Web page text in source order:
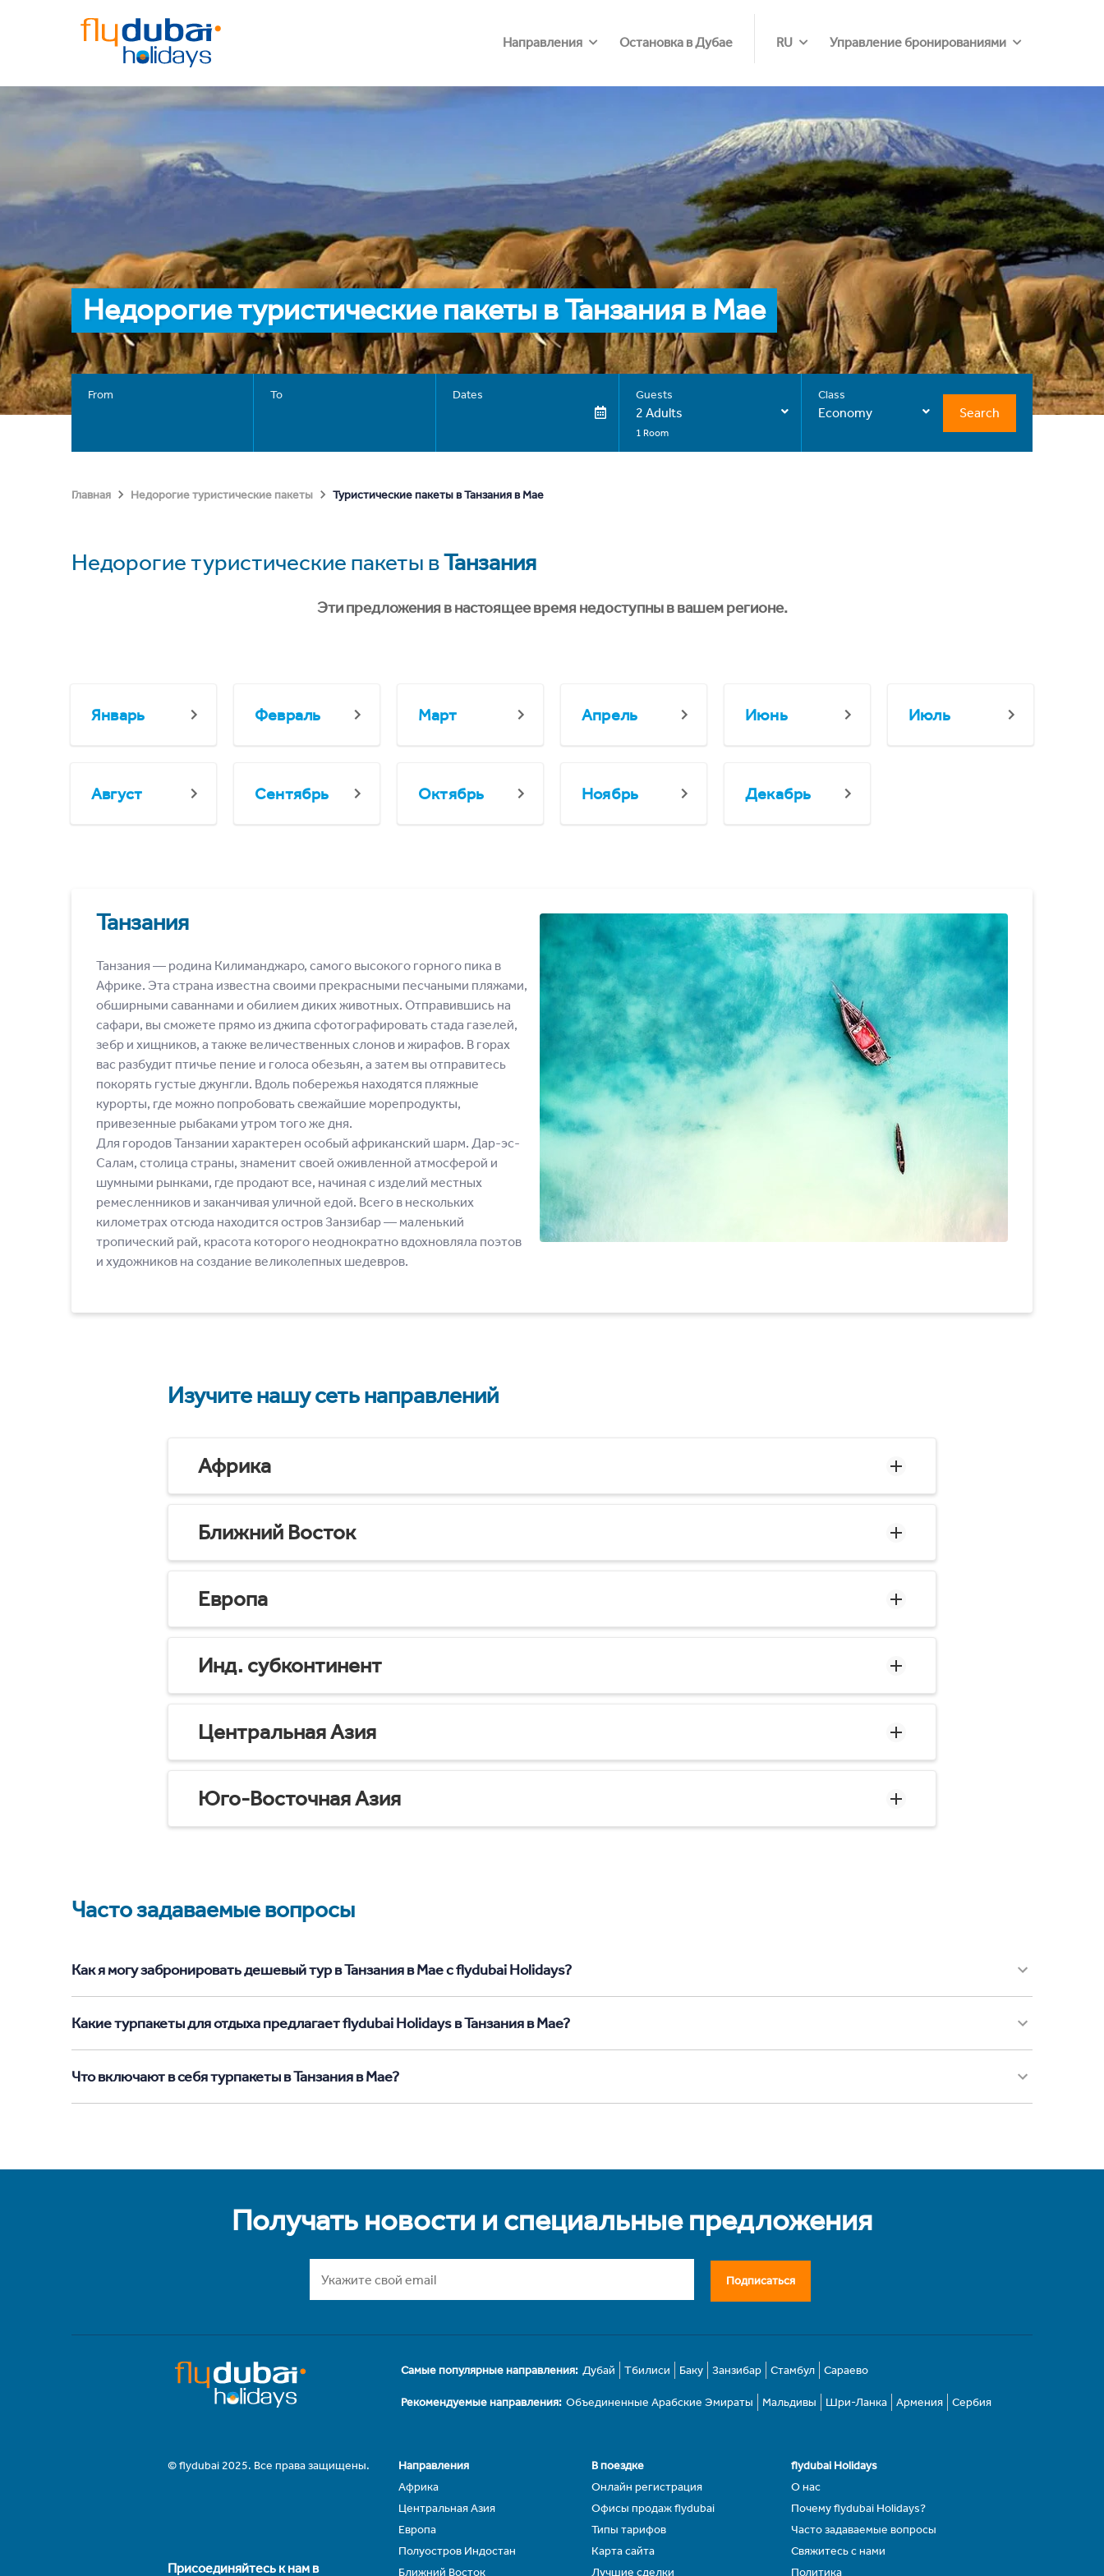
Направления Остановка в Дубае RU Управление бронированиями
Недорогие туристические пакеты в Танзания в Мае
From To Dates Guests
2 Adults
1 Room
Class
Economy Search
Главная Недорогие туристические пакеты Туристические пакеты в Танзания в Мае
Недорогие туристические пакеты вТанзания
Эти предложения в настоящее время недоступны в вашем регионе.
Январь Февраль Март Апрель Июнь Июль
Август Сентябрь Октябрь Ноябрь Декабрь
Танзания
Танзания ― родина Килиманджаро, самого высокого горного пика в
Африке. Эта страна известна своими прекрасными песчаными пляжами,
обширными саваннами и обилием диких животных. Отправившись на
сафари, вы сможете прямо из джипа сфотографировать стада газелей,
зебр и хищников, а также величественных слонов и жирафов. В горах
вас разбудит птичье пение и голоса обезьян, а затем вы отправитесь
покорять густые джунгли. Вдоль побережья находятся пляжные
курорты, где можно попробовать свежайшие морепродукты,
привезенные рыбаками утром того же дня.
Для городов Танзании характерен особый африканский шарм. Дар-эс-
Салам, столица страны, знаменит своей оживленной атмосферой и
шумными рынками, где продают все, начиная с изделий местных
ремесленников и заканчивая уличной едой. Всего в нескольких
километрах отсюда находится остров Занзибар ― маленький
тропический рай, красота которого неоднократно вдохновляла поэтов
и художников на создание великолепных шедевров.
Изучите нашу сеть направлений
Африка
Ближний Восток
Европа
Инд. субконтинент
Центральная Азия
Юго-Восточная Азия
Часто задаваемые вопросы
Как я могу забронировать дешевый тур в Танзания в Мае с flydubai Holidays?
Какие турпакеты для отдыха предлагает flydubai Holidays в Танзания в Мае?
Что включают в себя турпакеты в Танзания в Мае?
Получать новости и специальные предложения
Подписаться
Самые популярные направления: Дубай Тбилиси Баку Занзибар Стамбул Сараево
Рекомендуемые направления: Объединенные Арабские Эмираты Мальдивы Шри-Ланка Армения Сербия
© flydubai 2025. Все права защищены.
Присоединяйтесь к нам в
Направления
Африка
Центральная Азия
Европа
Полуостров Индостан
Ближний Восток
В поездке
Онлайн регистрация
Офисы продаж flydubai
Типы тарифов
Карта сайта
Лучшие сделки
flydubai Holidays
О нас
Почему flydubai Holidays?
Часто задаваемые вопросы
Свяжитесь с нами
Политика